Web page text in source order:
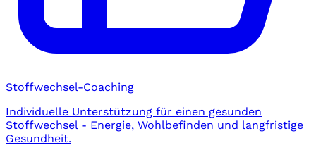
Stoffwechsel-Coaching
Individuelle Unterstützung für einen gesunden
Stoffwechsel - Energie, Wohlbefinden und langfristige
Gesundheit.